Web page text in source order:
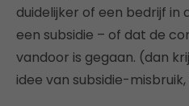
duidelijker of een bedrijf
een subsidie – of dat de
vandoor is gegaan. (dan
idee van subsidie-